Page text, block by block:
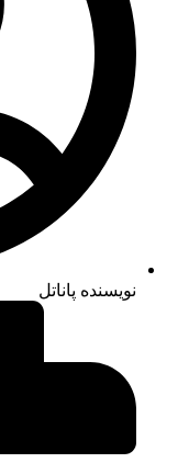
نویسنده پاناتل